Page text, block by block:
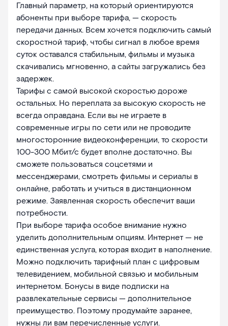
Главный параметр, на который ориентируются
абоненты при выборе тарифа, — скорость
передачи данных. Всем хочется подключить самый
скоростной тариф, чтобы сигнал в любое время
суток оставался стабильным, фильмы и музыка
скачивались мгновенно, а сайты загружались без
задержек.
Тарифы с самой высокой скоростью дороже
остальных. Но переплата за высокую скорость не
всегда оправдана. Если вы не играете в
современные игры по сети или не проводите
многосторонние видеоконференции, то скорости
100-300 Мбит/с будет вполне достаточно. Вы
сможете пользоваться соцсетями и
мессенджерами, смотреть фильмы и сериалы в
онлайне, работать и учиться в дистанционном
режиме. Заявленная скорость обеспечит ваши
потребности.
При выборе тарифа особое внимание нужно
уделить дополнительным опциям. Интернет — не
единственная услуга, которая входит в наполнение.
Можно подключить тарифный план с цифровым
телевидением, мобильной связью и мобильным
интернетом. Бонусы в виде подписки на
развлекательные сервисы — дополнительное
преимущество. Поэтому продумайте заранее,
нужны ли вам перечисленные услуги.